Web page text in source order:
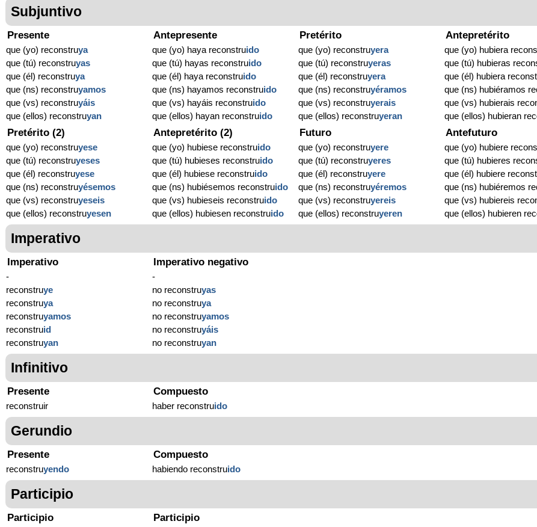
Subjuntivo
Presente
que (yo) reconstruya
que (tú) reconstruyas
que (él) reconstruya
que (ns) reconstruyamos
que (vs) reconstruyáis
que (ellos) reconstruyan
Antepresente
que (yo) haya reconstruido
que (tú) hayas reconstruido
que (él) haya reconstruido
que (ns) hayamos reconstruido
que (vs) hayáis reconstruido
que (ellos) hayan reconstruido
Pretérito
que (yo) reconstruyera
que (tú) reconstruyeras
que (él) reconstruyera
que (ns) reconstruyéramos
que (vs) reconstruyerais
que (ellos) reconstruyeran
Antepretérito
que (yo) hubiera
que (tú) hubieras
que (él) hubiera
que (ns) hubiéramos
que (vs) hubierais
que (ellos) hubieran
Pretérito (2)
que (yo) reconstruyese
que (tú) reconstruyeses
que (él) reconstruyese
que (ns) reconstruyésemos
que (vs) reconstruyeseis
que (ellos) reconstruyesen
Antepretérito (2)
que (yo) hubiese reconstruido
que (tú) hubieses reconstruido
que (él) hubiese reconstruido
que (ns) hubiésemos reconstruido
que (vs) hubieseis reconstruido
que (ellos) hubiesen reconstruido
Futuro
que (yo) reconstruyere
que (tú) reconstruyeres
que (él) reconstruyere
que (ns) reconstruyéremos
que (vs) reconstruyereis
que (ellos) reconstruyeren
Antefuturo
que (yo) hubiere
que (tú) hubieres
que (él) hubiere
que (ns) hubiéremos
que (vs) hubiereis
que (ellos) hubieren
Imperativo
Imperativo
-
reconstruye
reconstruya
reconstruyamos
reconstruid
reconstruyan
Imperativo negativo
-
no reconstruyas
no reconstruya
no reconstruyamos
no reconstruyáis
no reconstruyan
Infinitivo
Presente
reconstruir
Compuesto
haber reconstruido
Gerundio
Presente
reconstruyendo
Compuesto
habiendo reconstruido
Participio
Participio Participio